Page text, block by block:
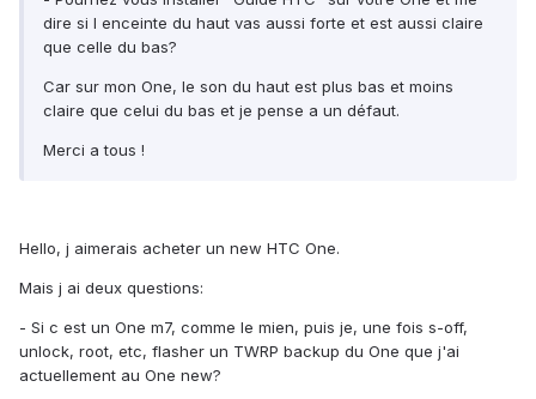
dire si l enceinte du haut vas aussi forte et est aussi claire
que celle du bas?
Car sur mon One, le son du haut est plus bas et moins
claire que celui du bas et je pense a un défaut.
Merci a tous !
Hello, j aimerais acheter un new HTC One.
Mais j ai deux questions:
- Si c est un One m7, comme le mien, puis je, une fois s-off,
unlock, root, etc, flasher un TWRP backup du One que j'ai
actuellement au One new?